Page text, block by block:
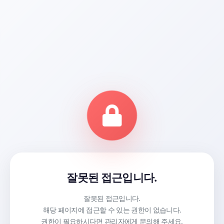
잘못된 접근입니다.
잘못된 접근입니다.
해당 페이지에 접근할 수 있는 권한이 없습니다.
권한이 필요하시다면 관리자에게 문의해 주세요.